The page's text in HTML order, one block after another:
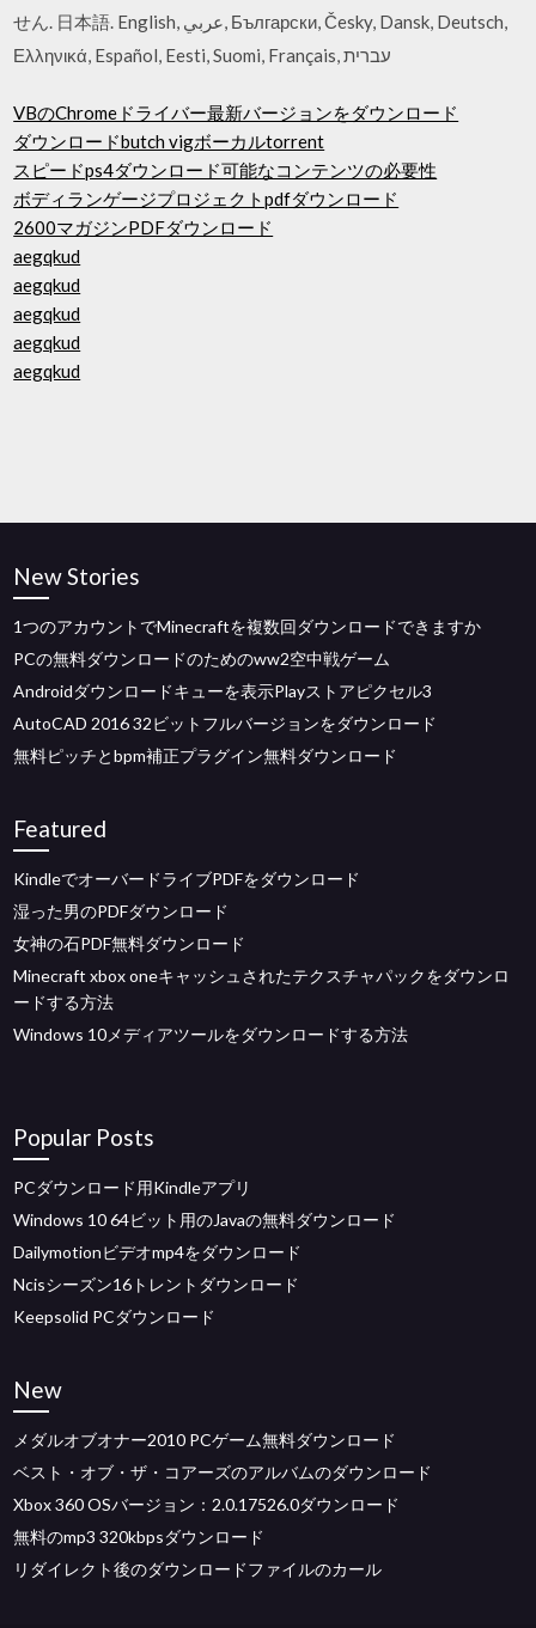
せん. 日本語. English, عربي, Български, Česky, Dansk, Deutsch,
VBのChromeドライバー最新バージョンをダウンロード
ダウンロードbutch vigボーカルtorrent
スピードps4ダウンロード可能なコンテンツの必要性
ボディランゲージプロジェクトpdfダウンロード
2600マガジンPDFダウンロード
aegqkud
aegqkud
aegqkud
aegqkud
aegqkud
New Stories
1つのアカウントでMinecraftを複数回ダウンロードできますか
PCの無料ダウンロードのためのww2空中戦ゲーム
Androidダウンロードキューを表示Playストアピクセル3
AutoCAD 2016 32ビットフルバージョンをダウンロード
無料ピッチとbpm補正プラグイン無料ダウンロード
Featured
KindleでオーバードライブPDFをダウンロード
湿った男のPDFダウンロード
女神の石PDF無料ダウンロード
Minecraft xbox oneキャッシュされたテクスチャパックをダウンロ
ードする方法
Windows 10メディアツールをダウンロードする方法
Popular Posts
PCダウンロード用Kindleアプリ
Windows 10 64ビット用のJavaの無料ダウンロード
Dailymotionビデオmp4をダウンロード
Ncisシーズン16トレントダウンロード
Keepsolid PCダウンロード
New
メダルオブオナー2010 PCゲーム無料ダウンロード
ベスト・オブ・ザ・コアーズのアルバムのダウンロード
Xbox 360 OSバージョン：2.0.17526.0ダウンロード
無料のmp3 320kbpsダウンロード
リダイレクト後のダウンロードファイルのカール